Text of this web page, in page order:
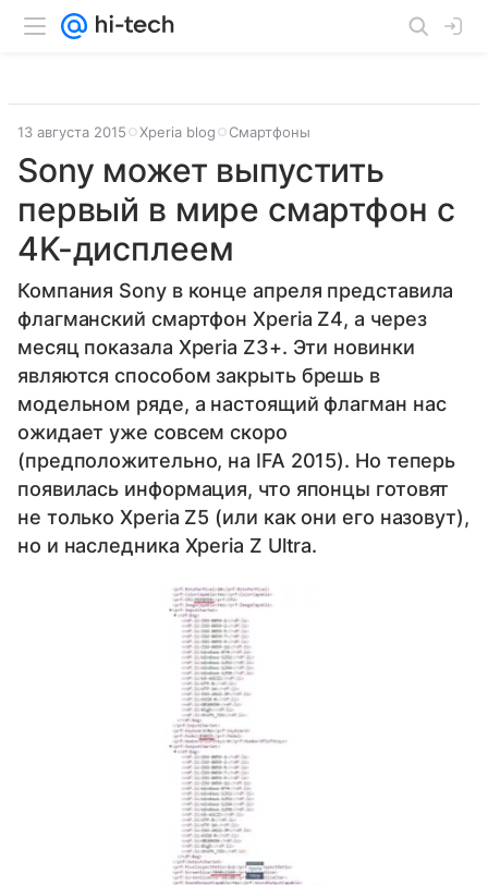
13 августа 2015 Xperia blog Смартфоны
Sony может выпустить
первый в мире смартфон с
4K-дисплеем
Компания Sony в конце апреля представила
флагманский смартфон Xperia Z4, а через
месяц показала Xperia Z3+. Эти новинки
являются способом закрыть брешь в
модельном ряде, а настоящий флагман наc
ожидает уже совсем скоро
(предположительно, на IFA 2015). Но теперь
появилась информация, что японцы готовят
не только Xperia Z5 (или как они его назовут),
но и наследника Xperia Z Ultra.